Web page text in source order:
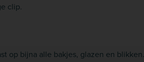
clip.
op bijna alle bakjes, glazen en blikken.